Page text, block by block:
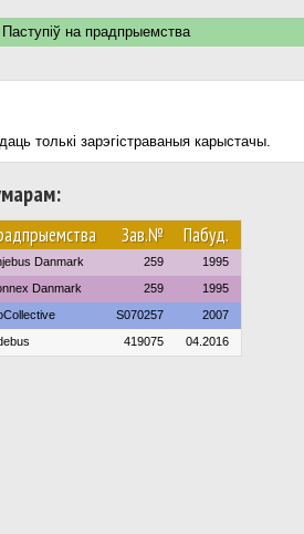
на прадпрыемства
толькі зарэгістраваныя карыстачы.
Зав.№ Пабуд.
Danmark 259 1995
Danmark 259 1995
S070257 2007
419075 04.2016